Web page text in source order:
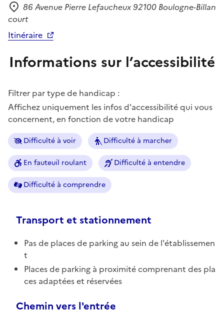
Adresse
86 Avenue Pierre Lefaucheux 92100 Boulogne-Billan
court
Itinéraire
Informations sur l’accessibilité
Filtrer par type de handicap :
Affichez uniquement les infos d'accessibilité qui vous
concernent, en fonction de votre handicap
Difficulté à voir Difficulté à marcher
En fauteuil roulant Difficulté à entendre
Difficulté à comprendre
Transport et stationnement
Pas de places de parking au sein de l'établissemen
t
Places de parking à proximité comprenant des pla
ces adaptées et réservées
Chemin vers l'entrée